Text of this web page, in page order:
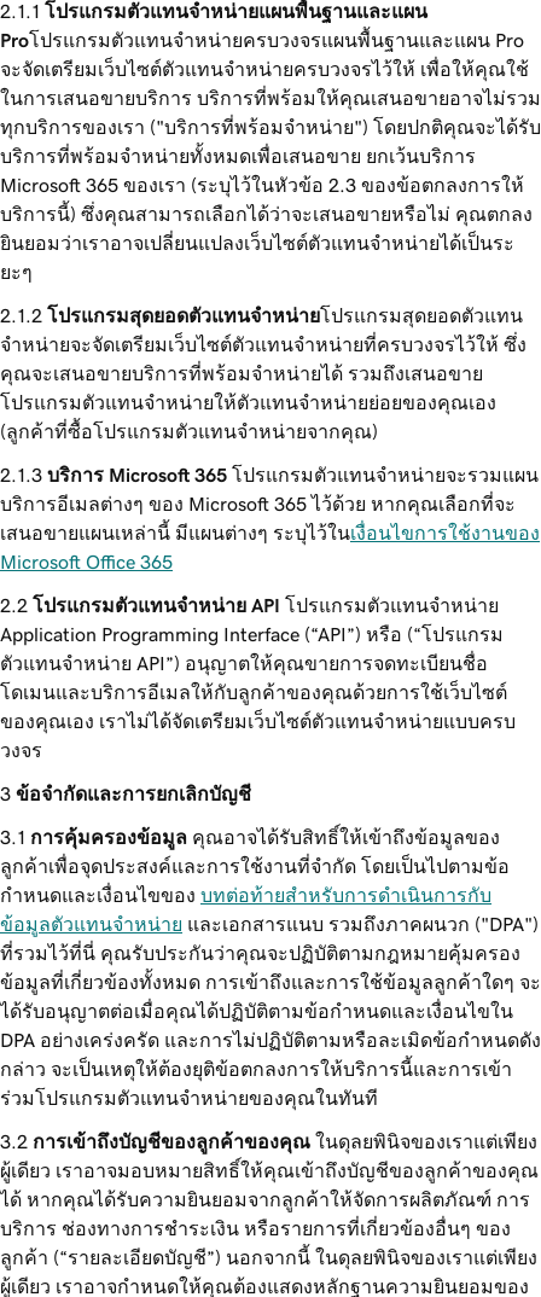
โปรแกรมตัวแทนจำหน่ายแผนพื้นฐานและแผน
Proโปรแกรมตัวแทนจำหน่ายครบวงจรแผนพื้นฐานและแผน Pro
จะจัดเตรียมเว็บไซต์ตัวแทนจำหน่ายครบวงจรไว้ให้ เพื่อให้คุณใช้
ในการเสนอขายบริการ บริการที่พร้อมให้คุณเสนอขายอาจไม่รวม
ทุกบริการของเรา ("บริการที่พร้อมจำหน่าย") โดยปกติคุณจะได้รับ
บริการที่พร้อมจำหน่ายทั้งหมดเพื่อเสนอขาย ยกเว้นบริการ
Microsoft 365 ของเรา (ระบุไว้ในหัวข้อ 2.3 ของข้อตกลงการให้
บริการนี้) ซึ่งคุณสามารถเลือกได้ว่าจะเสนอขายหรือไม่ คุณตกลง
ยินยอมว่าเราอาจเปลี่ยนแปลงเว็บไซต์ตัวแทนจำหน่ายได้เป็นระ
ยะๆ
โปรแกรมสุดยอดตัวแทนจำหน่ายโปรแกรมสุดยอดตัวแทน
จำหน่ายจะจัดเตรียมเว็บไซต์ตัวแทนจำหน่ายที่ครบวงจรไว้ให้ ซึ่ง
คุณจะเสนอขายบริการที่พร้อมจำหน่ายได้ รวมถึงเสนอขาย
โปรแกรมตัวแทนจำหน่ายให้ตัวแทนจำหน่ายย่อยของคุณเอง
(ลูกค้าที่ซื้อโปรแกรมตัวแทนจำหน่ายจากคุณ)
บริการ Microsoft 365 โปรแกรมตัวแทนจำหน่ายจะรวมแผน
บริการอีเมลต่างๆ ของ Microsoft 365 ไว้ด้วย หากคุณเลือกที่จะ
เสนอขายแผนเหล่านี้ มีแผนต่างๆ ระบุไว้ในเงื่อนไขการใช้งานของ
Microsoft Office 365
โปรแกรมตัวแทนจำหน่าย API โปรแกรมตัวแทนจำหน่าย
Application Programming Interface (“API”) หรือ (“โปรแกรม
ตัวแทนจำหน่าย API”) อนุญาตให้คุณขายการจดทะเบียนชื่อ
โดเมนและบริการอีเมลให้กับลูกค้าของคุณด้วยการใช้เว็บไซต์
ของคุณเอง เราไม่ได้จัดเตรียมเว็บไซต์ตัวแทนจำหน่ายแบบครบ
วงจร
ข้อจำกัดและการยกเลิกบัญชี
การคุ้มครองข้อมูล คุณอาจได้รับสิทธิ์ให้เข้าถึงข้อมูลของ
ลูกค้าเพื่อจุดประสงค์และการใช้งานที่จำกัด โดยเป็นไปตามข้อ
กำหนดและเงื่อนไขของ บทต่อท้ายสำหรับการดำเนินการกับ
ข้อมูลตัวแทนจำหน่าย และเอกสารแนบ รวมถึงภาคผนวก ("DPA")
ที่รวมไว้ที่นี่ คุณรับประกันว่าคุณจะปฏิบัติตามกฎหมายคุ้มครอง
ข้อมูลที่เกี่ยวข้องทั้งหมด การเข้าถึงและการใช้ข้อมูลลูกค้าใดๆ จะ
ได้รับอนุญาตต่อเมื่อคุณได้ปฏิบัติตามข้อกำหนดและเงื่อนไขใน
DPA อย่างเคร่งครัด และการไม่ปฏิบัติตามหรือละเมิดข้อกำหนดดัง
กล่าว จะเป็นเหตุให้ต้องยุติข้อตกลงการให้บริการนี้และการเข้า
ร่วมโปรแกรมตัวแทนจำหน่ายของคุณในทันที
การเข้าถึงบัญชีของลูกค้าของคุณ ในดุลยพินิจของเราแต่เพียง
ผู้เดียว เราอาจมอบหมายสิทธิ์ให้คุณเข้าถึงบัญชีของลูกค้าของคุณ
ได้ หากคุณได้รับความยินยอมจากลูกค้าให้จัดการผลิตภัณฑ์ การ
บริการ ช่องทางการชำระเงิน หรือรายการที่เกี่ยวข้องอื่นๆ ของ
ลูกค้า (“รายละเอียดบัญชี”) นอกจากนี้ ในดุลยพินิจของเราแต่เพียง
ผู้เดียว เราอาจกำหนดให้คุณต้องแสดงหลักฐานความยินยอมของ